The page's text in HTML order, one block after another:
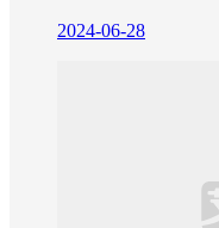
2024-06-28